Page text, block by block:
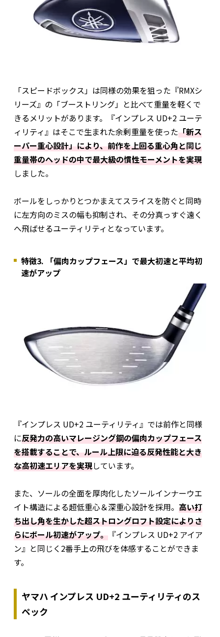
「スピードボックス」は同様の効果を狙った『RMXシ
リーズ』の「ブーストリング」と比べて重量を軽くで
きるメリットがあります。『インプレス UD+2 ユーテ
ィリティ』はそこで生まれた余剰重量を使った「新ス
ーパー重心設計」により、前作を上回る重心角と同じ
重量帯のヘッドの中で最大級の慣性モーメントを実現
しました。
ボールをしっかりとつかまえてスライスを防ぐと同時
に左方向のミスの幅も抑制され、その分真っすぐ遠く
へ飛ばせるユーティリティとなっています。
特徴3. 「偏肉カップフェース」で最大初速と平均初
速がアップ
『インプレス UD+2 ユーティリティ』では前作と同様
に反発力の高いマレージング鋼の偏肉カップフェース
を搭載することで、ルール上限に迫る反発性能と大き
な高初速エリアを実現しています。
また、ソールの全面を厚肉化したソールインナーウエ
イト構造による超低重心＆深重心設計を採用。 高い打
ち出し角を生かした超ストロングロフト設定によりさ
らにボール初速がアップ。 『インプレス UD+2 アイア
ン』と同じく2番手上の飛びを体感することができま
す。
ヤマハ インプレス UD+2 ユーティリティのス
ペック